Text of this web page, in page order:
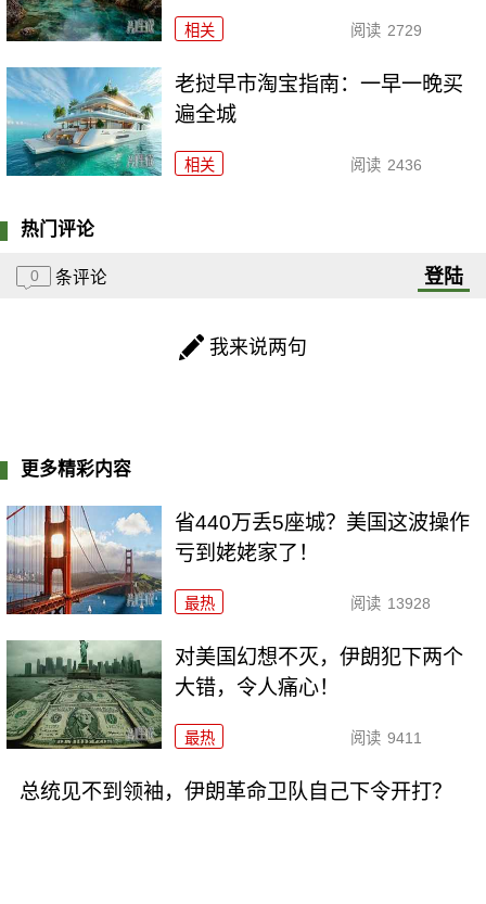
相关 阅读 2729
老挝早市淘宝指南：一早一晚买
遍全城
相关 阅读 2436
热门评论
0 条评论 登陆
我来说两句
更多精彩内容
省440万丢5座城？美国这波操作
亏到姥姥家了！
最热 阅读 13928
对美国幻想不灭，伊朗犯下两个
大错，令人痛心！
最热 阅读 9411
总统见不到领袖，伊朗革命卫队自己下令开打？